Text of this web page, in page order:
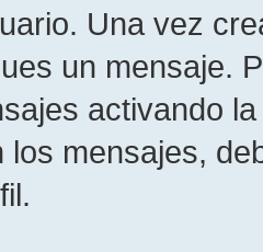
Una vez
un mensaje.
activando
los mensajes,